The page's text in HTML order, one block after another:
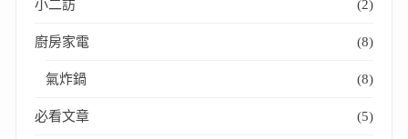
小二訪 (2)
廚房家電 (8)
氣炸鍋 (8)
必看文章 (5)